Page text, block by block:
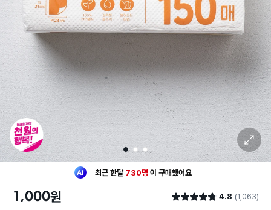
1 2 3
확대 보기
최근 한달 730명 이 구매했어요
구매했어요
1,000원 별점 4.8점 4.8 (1,063)